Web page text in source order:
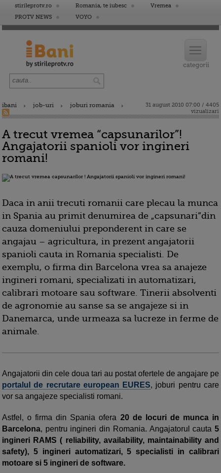
stirileprotv.ro Romania, te iubesc
Vremea
PROTV NEWS
VOYO
ibani job-uri joburi romania
31 august 2010 07:00 / 4405
vizualizari
A trecut vremea “capsunarilor”!
Angajatorii spanioli vor ingineri
romani!
Daca in anii trecuti romanii care plecau la munca
in Spania au primit denumirea de „capsunari”din
cauza domeniului preponderent in care se
angajau – agricultura, in prezent angajatorii
spanioli cauta in Romania specialisti. De
exemplu, o firma din Barcelona vrea sa anajeze
ingineri romani, specializati in automatizari,
calibrari motoare sau software. Tinerii absolventi
de agronomie au sanse sa se angajeze si in
Danemarca, unde urmeaza sa lucreze in ferme de
animale.
Angajatorii din cele doua tari au postat ofertele de angajare pe
portalul de recrutare european EURES, joburi pentru care
vor sa angajeze specialisti romani.
Astfel, o firma din Spania ofera 20 de locuri de munca in
Barcelona, pentru ingineri din Romania. Angajatorul cauta 5
ingineri RAMS ( reliability, availability, maintainability and
safety), 5 ingineri automatizari, 5 specialisti in calibrari
motoare si 5 ingineri de software.